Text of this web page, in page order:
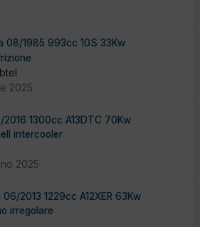
08/1985 993cc 10S 33Kw
2025
2016 1300cc A13DTC 70Kw
intercooler
2025
2013 1229cc A12XER 63Kw
irregolare